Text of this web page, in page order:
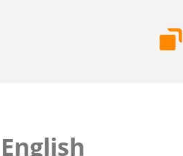
English